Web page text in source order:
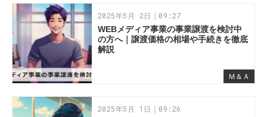
Ｍ＆Ａ
2025年5月 2日｜09:27
WEBメディア事業の事業譲渡を検討中
の方へ｜譲渡価格の相場や手続きを徹底
解説
2025年5月 1日｜09:26